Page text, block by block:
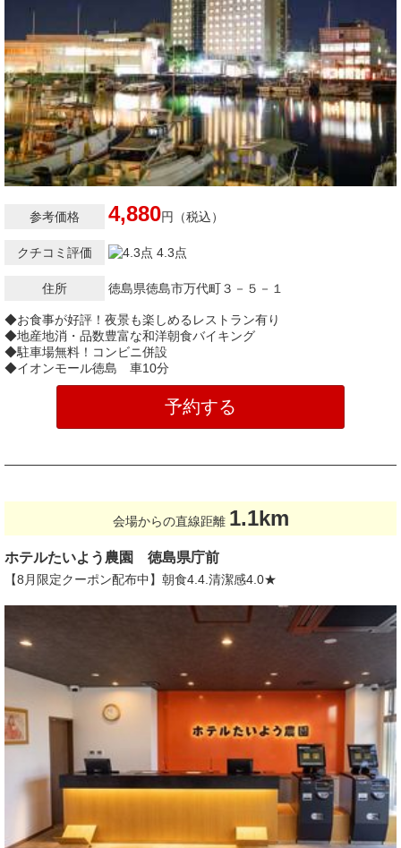
参考価格 4,880円（税込）
クチコミ評価 4.3点
住所 徳島県徳島市万代町３－５－１
◆お食事が好評！夜景も楽しめるレストラン有り
◆地産地消・品数豊富な和洋朝食バイキング
◆駐車場無料！コンビニ併設
◆イオンモール徳島 車10分
予約する
会場からの直線距離 1.1km
ホテルたいよう農園 徳島県庁前
【8月限定クーポン配布中】朝食4.4.清潔感4.0★